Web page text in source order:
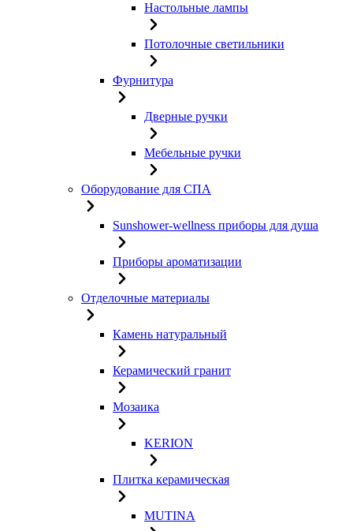
Настольные лампы
Потолочные светильники
Фурнитура
Дверные ручки
Мебельные ручки
Оборудование для СПА
Sunshower-wellness приборы для душа
Приборы ароматизации
Отделочные материалы
Камень натуральный
Керамический гранит
Мозаика
KERION
Плитка керамическая
MUTINA